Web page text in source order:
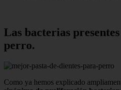
Las bacterias
perro.
Como ya hemos explicado